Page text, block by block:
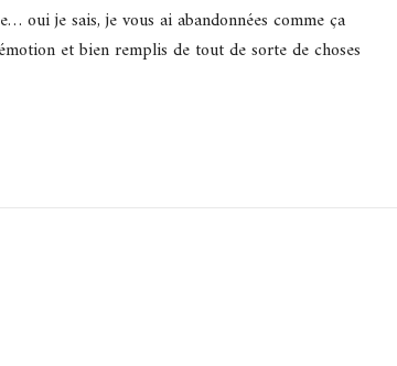
oui je sais, je vous ai abandonnées comme ça
et bien remplis de tout de sorte de choses